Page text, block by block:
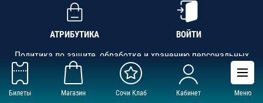
Билеты Магазин Сочи Клаб Кабинет Меню
АТРИБУТИКА ВОЙТИ
Политика по защите, обработке и хранению персональных
данных
АНО «СК «Кубань-Регион», ОГРН 1142300002349,